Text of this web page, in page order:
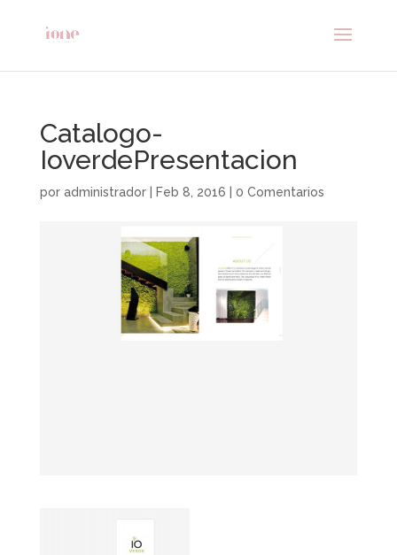
Catalogo-
IoverdePresentacion
por administrador| Feb 8, 2016 0 Comentarios